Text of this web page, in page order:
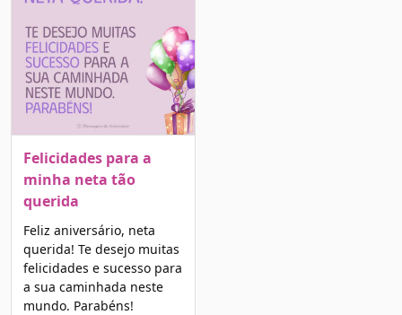
Felicidades para a
minha neta tão
querida
Feliz aniversário, neta
querida! Te desejo muitas
felicidades e sucesso para
a sua caminhada neste
mundo. Parabéns!